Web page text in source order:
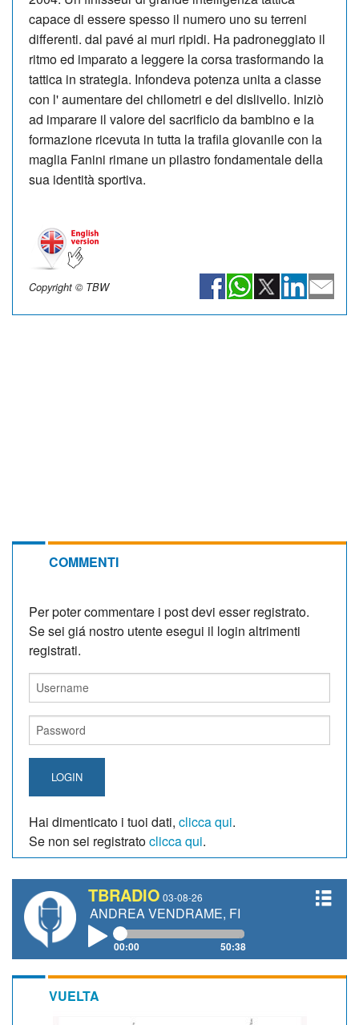
capace di essere spesso il numero uno su terreni
differenti. dal pavé ai muri ripidi. Ha padroneggiato il
ritmo ed imparato a leggere la corsa trasformando la
tattica in strategia. Infondeva potenza unita a classe
con l' aumentare dei chilometri e del dislivello. Iniziò
ad imparare il valore del sacrificio da bambino e la
formazione ricevuta in tutta la trafila giovanile con la
maglia Fanini rimane un pilastro fondamentale della
sua identità sportiva.
Copyright © TBW
COMMENTI
Per poter commentare i post devi esser registrato.
Se sei giá nostro utente esegui il login altrimenti
registrati.
LOGIN
Hai dimenticato i tuoi dati, clicca qui.
Se non sei registratoclicca qui.
TBRADIO 03-08-26
ANDREA VENDRAME, FILIPPO FIORELLI
00:00 50:38
VUELTA